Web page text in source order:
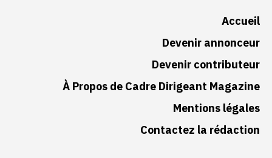
Accueil
Devenir annonceur
Devenir contributeur
À Propos de Cadre Dirigeant Magazine
Mentions légales
Contactez la rédaction